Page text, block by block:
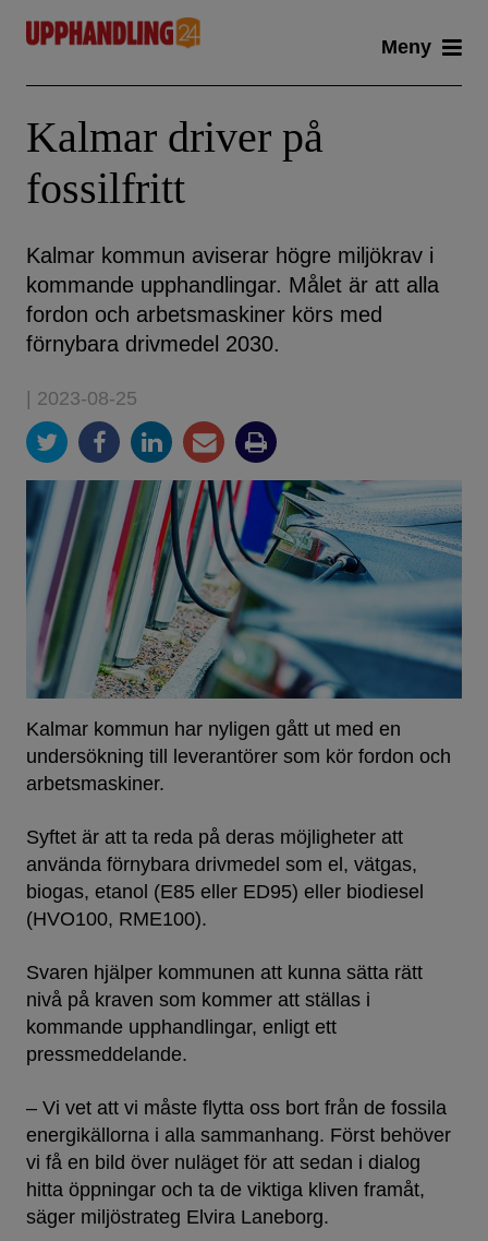
content
Meny
Kalmar driver på
fossilfritt
Kalmar kommun aviserar högre miljökrav i
kommande upphandlingar. Målet är att alla
fordon och arbetsmaskiner körs med
förnybara drivmedel 2030.
| 2023-08-25
Kalmar kommun har nyligen gått ut med en
undersökning till leverantörer som kör fordon och
arbetsmaskiner.
Syftet är att ta reda på deras möjligheter att
använda förnybara drivmedel som el, vätgas,
biogas, etanol (E85 eller ED95) eller biodiesel
(HVO100, RME100).
Svaren hjälper kommunen att kunna sätta rätt
nivå på kraven som kommer att ställas i
kommande upphandlingar, enligt ett
pressmeddelande.
– Vi vet att vi måste flytta oss bort från de fossila
energikällorna i alla sammanhang. Först behöver
vi få en bild över nuläget för att sedan i dialog
hitta öppningar och ta de viktiga kliven framåt,
säger miljöstrateg Elvira Laneborg.